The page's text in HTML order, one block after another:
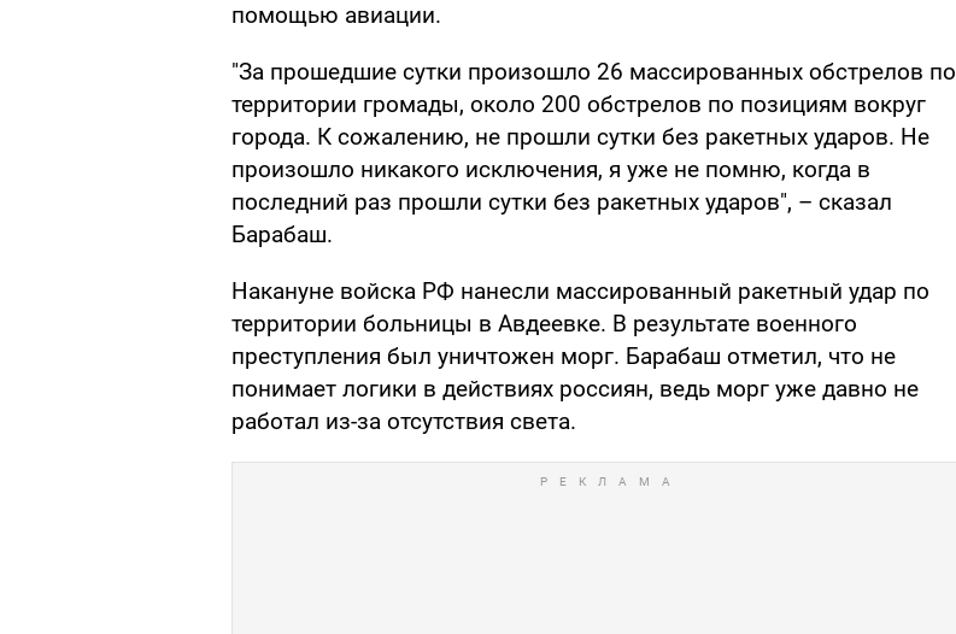
помощью авиации.
"За прошедшие сутки произошло 26 массированных обстрелов по
территории громады, около 200 обстрелов по позициям вокруг
города. К сожалению, не прошли сутки без ракетных ударов. Не
произошло никакого исключения, я уже не помню, когда в
последний раз прошли сутки без ракетных ударов", – сказал
Барабаш.
Накануне войска РФ нанесли массированный ракетный удар по
территории больницы в Авдеевке. В результате военного
преступления был уничтожен морг. Барабаш отметил, что не
понимает логики в действиях россиян, ведь морг уже давно не
работал из-за отсутствия света.